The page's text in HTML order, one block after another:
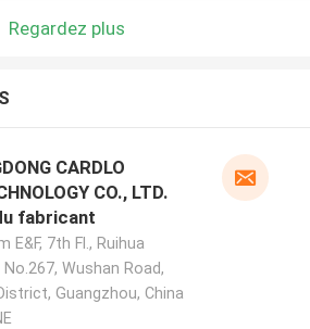
Regardez plus
CARDLO
CO., LTD.
fabricant
E&F, 7th Fl., Ruihua
No.267, Wushan Road,
Guangzhou, China